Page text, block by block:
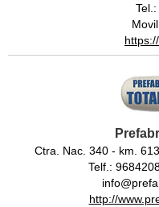
Ctra. Nac. 340 - km.
Telf.:
http://